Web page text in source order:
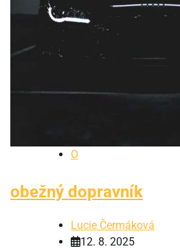
O
obežný dopravník
Lucie Čermáková
12. 8. 2025